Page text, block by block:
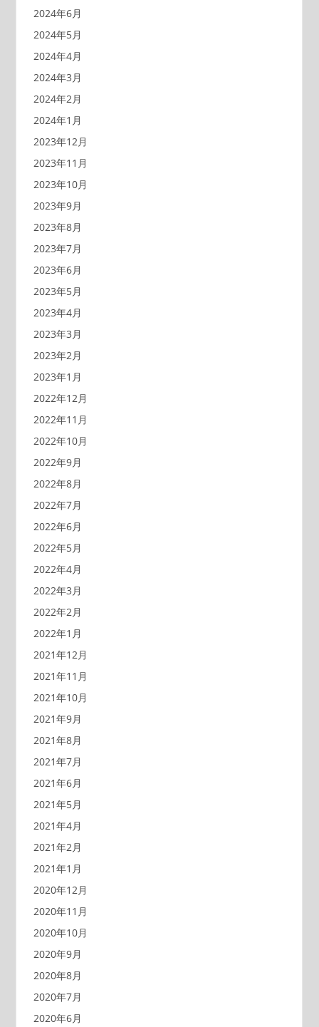
2024年6月
2024年5月
2024年4月
2024年3月
2024年2月
2024年1月
2023年12月
2023年11月
2023年10月
2023年9月
2023年8月
2023年7月
2023年6月
2023年5月
2023年4月
2023年3月
2023年2月
2023年1月
2022年12月
2022年11月
2022年10月
2022年9月
2022年8月
2022年7月
2022年6月
2022年5月
2022年4月
2022年3月
2022年2月
2022年1月
2021年12月
2021年11月
2021年10月
2021年9月
2021年8月
2021年7月
2021年6月
2021年5月
2021年4月
2021年2月
2021年1月
2020年12月
2020年11月
2020年10月
2020年9月
2020年8月
2020年7月
2020年6月